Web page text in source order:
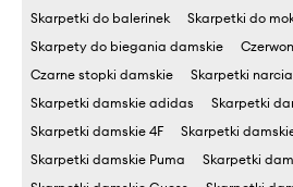
Skarpetki do balerinek
Skarpetki do
Skarpety do biegania damskie
Czarne stopki damskie
Skarpetki
Skarpetki damskie adidas
Skarpetki
Skarpetki damskie 4F
Skarpetki
Skarpetki damskie Puma
Skarpetki